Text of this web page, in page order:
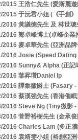
2015 王浩仁先生 (愛斯麗
2015 于沅君小姐 (《手創
2016 黃議德先生 及 林世
2016 鄭卓峰博士(卓峰企業
2016 麥卓華先生 (亞洲品
2016 Josie (Speed
2016 Sunny& Alpha (正
2016 葉昇瓚Daniel Ip
2016 譚集徽爵士 (Fasary -
2016 蔡漢強先生 (香港催
2016 Steve Ng (Tiny微影 -
2016 菅野裕樹先生 (金承
2016 Charles Lam (多正
2016 袁靖雯小姐 (裕創亞